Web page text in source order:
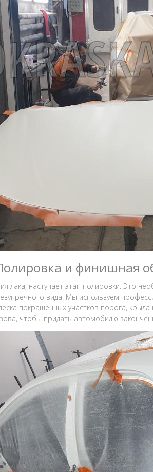
и финишная
лака, наступает этап полировки. Это
вида. Мы используем
покрашенных участков порога,
чтобы придать автомобилю